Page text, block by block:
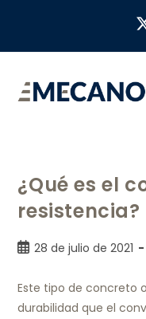
¿Qué es el
resistencia?
28 de julio de 2021
Este tipo de concreto
durabilidad que el